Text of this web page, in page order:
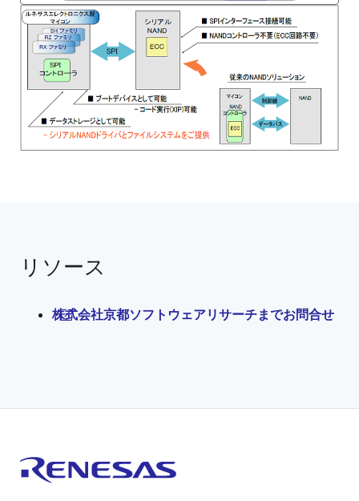
画
リソース
株式会社京都ソフトウェアリサーチまでお問合せ